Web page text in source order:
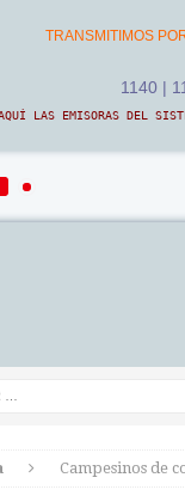
TRANSMITIMOS
1140 |
LAS EMISORAS DEL
Campesinos de